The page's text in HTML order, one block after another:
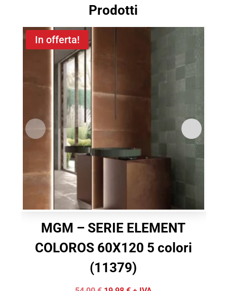
Prodotti
In offerta!
MGM – SERIE ELEMENT
COLOROS 60X120 5 colori
(11379)